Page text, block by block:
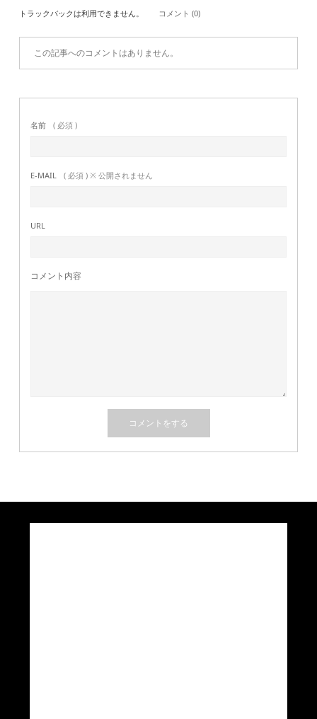
トラックバックは利用できません。 コメント (0)
この記事へのコメントはありません。
名前 ( 必須 )
E-MAIL ( 必須 ) ※ 公開されません
URL
コメント内容